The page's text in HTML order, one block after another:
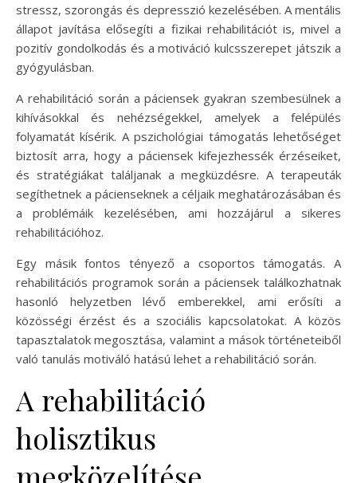
stressz, szorongás és depresszió kezelésében. A mentális
állapot javítása elősegíti a fizikai rehabilitációt is, mivel a
pozitív gondolkodás és a motiváció kulcsszerepet játszik a
gyógyulásban.
A rehabilitáció során a páciensek gyakran szembesülnek a
kihívásokkal és nehézségekkel, amelyek a felépülés
folyamatát kísérik. A pszichológiai támogatás lehetőséget
biztosít arra, hogy a páciensek kifejezhessék érzéseiket,
és stratégiákat találjanak a megküzdésre. A terapeuták
segíthetnek a pácienseknek a céljaik meghatározásában és
a problémáik kezelésében, ami hozzájárul a sikeres
rehabilitációhoz.
Egy másik fontos tényező a csoportos támogatás. A
rehabilitációs programok során a páciensek találkozhatnak
hasonló helyzetben lévő emberekkel, ami erősíti a
közösségi érzést és a szociális kapcsolatokat. A közös
tapasztalatok megosztása, valamint a mások történeteiből
való tanulás motiváló hatású lehet a rehabilitáció során.
A rehabilitáció
holisztikus